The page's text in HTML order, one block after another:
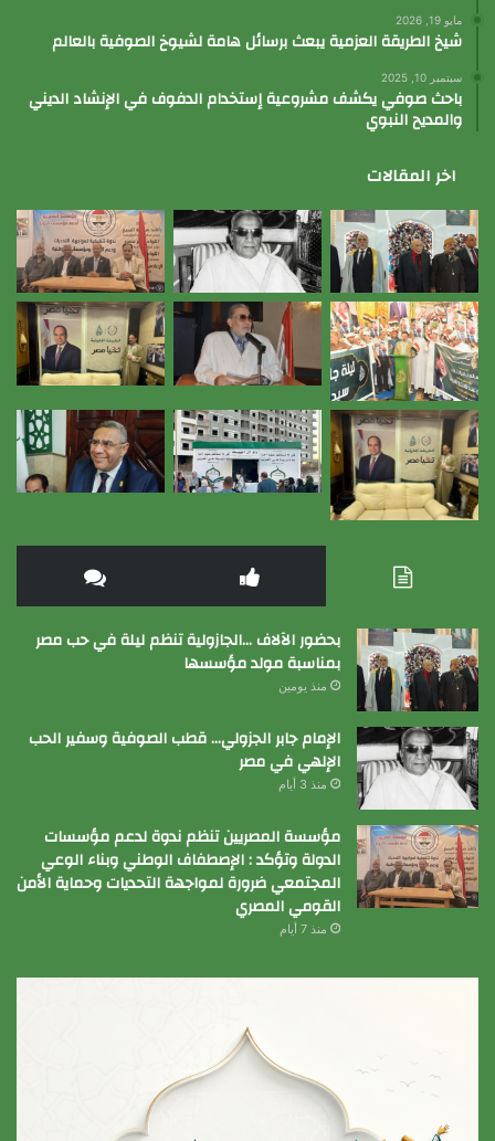
مايو 19, 2026
شيخ الطريقة العزمية يبعث برسائل هامة لشيوخ الصوفية بالعالم
سبتمبر 10, 2025
باحث صوفي يكشف مشروعية إستخدام الدفوف في الإنشاد الديني
والمديح النبوي
اخر المقالات
بحضور الآلاف …الجازولية تنظم ليلة في حب مصر
بمناسبة مولد مؤسسها
منذ يومين
الإمام جابر الجزولي… قطب الصوفية وسفير الحب
الإلهي في مصر
منذ 3 أيام
مؤسسة المصريين تنظم ندوة لدعم مؤسسات
الدولة وتؤكد : الإصطفاف الوطني وبناء الوعي
المجتمعي ضرورة لمواجهة التحديات وحماية الأمن
القومي المصري
منذ 7 أيام